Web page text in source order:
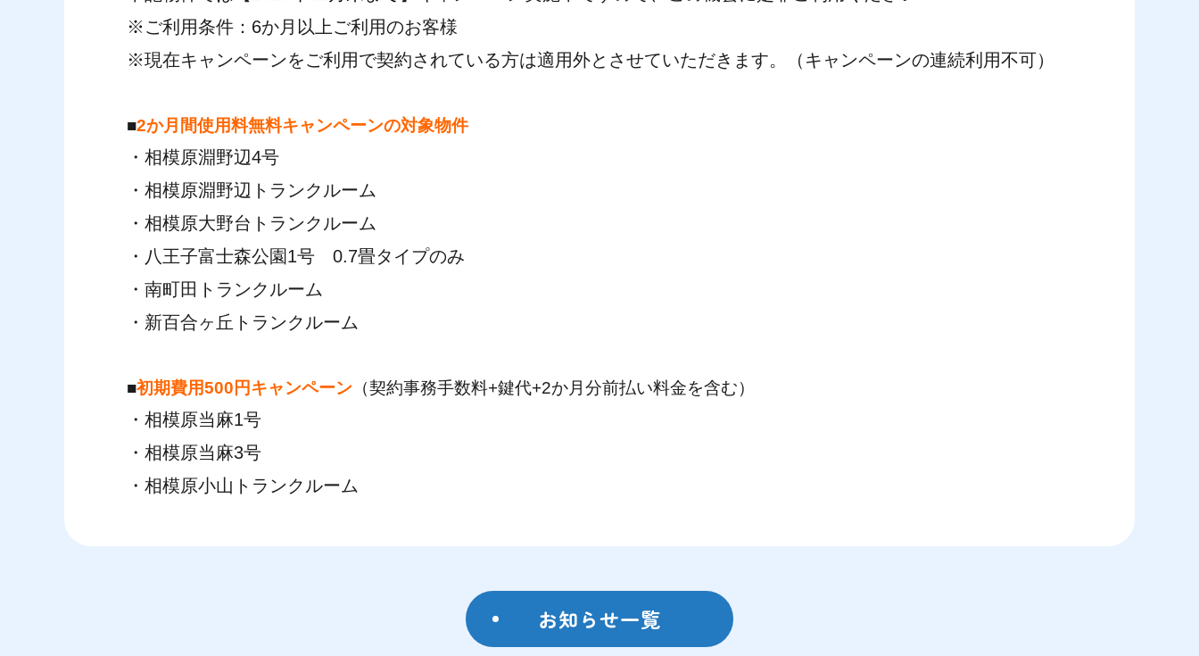
※ご利用条件：6か月以上ご利用のお客様
※現在キャンペーンをご利用で契約されている方は適用外とさせていただきます。（キャンペーンの連続利用不可）
■2か月間使用料無料キャンペーンの対象物件
・ 相模原淵野辺4号
・ 相模原淵野辺トランクルーム
・ 相模原大野台トランクルーム
・ 八王子富士森公園1号 0.7畳タイプのみ
・ 南町田トランクルーム
・ 新百合ヶ丘トランクルーム
■初期費用500円キャンペーン （契約事務手数料+鍵代+2か月分前払い料金を含む）
・ 相模原当麻1号
・ 相模原当麻3号
・ 相模原小山トランクルーム
お知らせ一覧